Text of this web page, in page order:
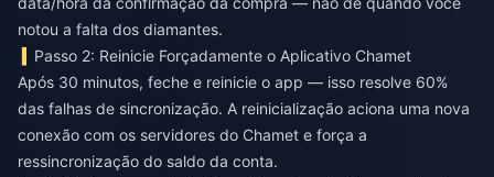
notou a falta dos diamantes.
Passo 2: Reinicie Forçadamente o Aplicativo Chamet
Após 30 minutos, feche e reinicie o app — isso resolve 60%
das falhas de sincronização. A reinicialização aciona uma nova
conexão com os servidores do Chamet e força a
ressincronização do saldo da conta.